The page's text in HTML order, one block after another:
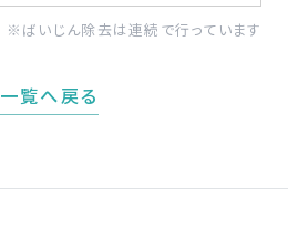
ばいじん除去は連続で行っています
一覧へ戻る